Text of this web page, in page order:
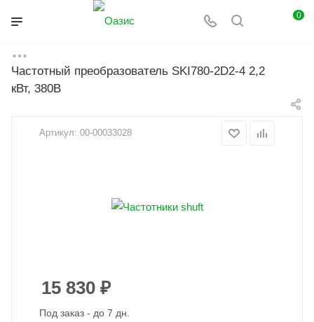
0
Главная Каталог Вентиляция
Автоматика
Частотные преобразователи
Частотный преобразователь SKI780-2D2-4 2,2
кВт, 380В
Артикул: 00-00033028
15 830 ₽
Под заказ - до 7 дн.